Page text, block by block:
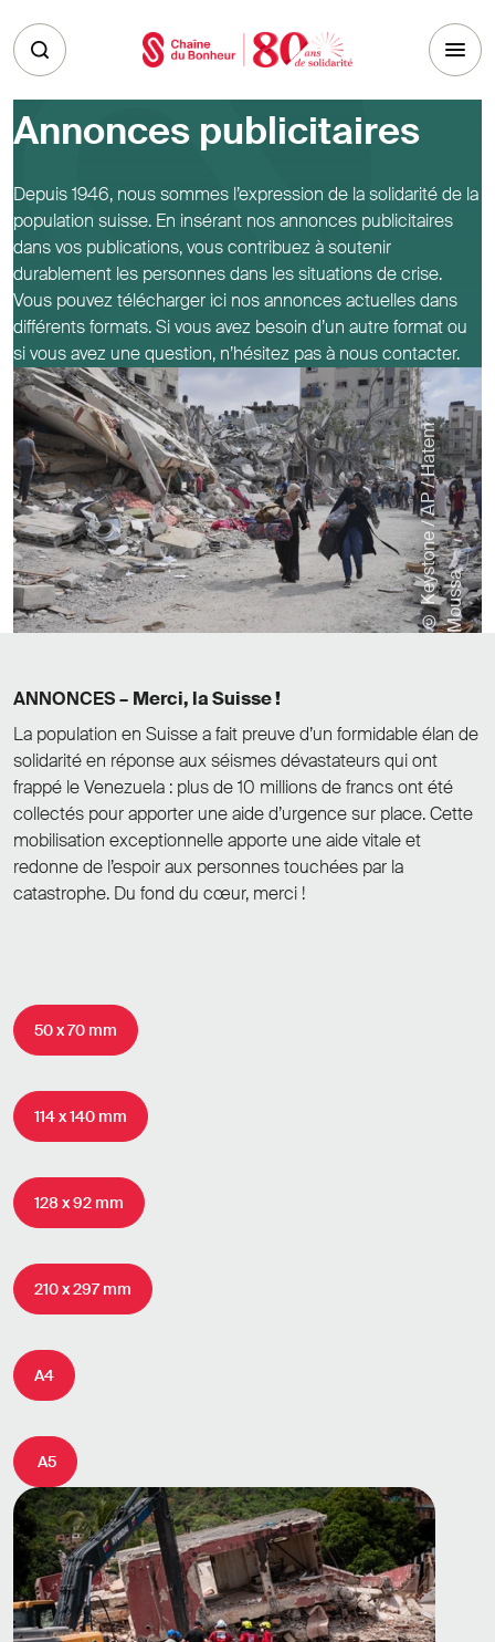
Annonces publicitaires
Depuis 1946, nous sommes l’expression de la solidarité de la
population suisse. En insérant nos annonces publicitaires
dans vos publications, vous contribuez à soutenir
durablement les personnes dans les situations de crise.
Vous pouvez télécharger ici nos annonces actuelles dans
différents formats. Si vous avez besoin d’un autre format ou
si vous avez une question, n’hésitez pas à nous contacter.
©
K
e
y
s
t
o
n
e
/
A
P
/
H
a
t
e
m
M
o
u
s
sa
ANNONCES – Merci, la Suisse !
La population en Suisse a fait preuve d’un formidable élan de
solidarité en réponse aux séismes dévastateurs qui ont
frappé le Venezuela : plus de 10 millions de francs ont été
collectés pour apporter une aide d’urgence sur place. Cette
mobilisation exceptionnelle apporte une aide vitale et
redonne de l’espoir aux personnes touchées par la
catastrophe. Du fond du cœur, merci !
50 x 70 mm
114 x 140 mm
128 x 92 mm
210 x 297 mm
A4
A5